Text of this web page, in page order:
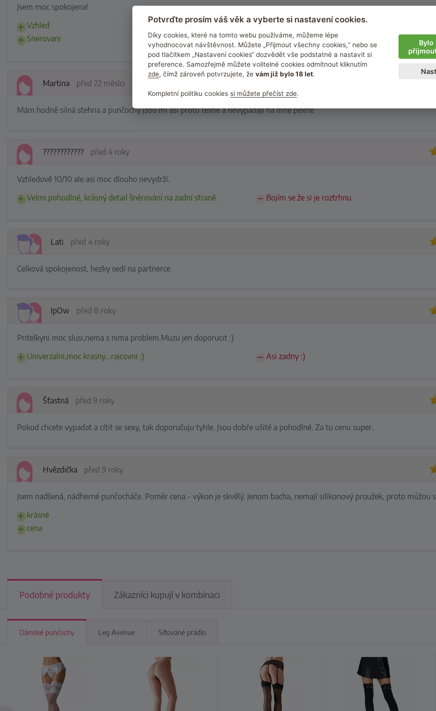
Jsem moc spokojena!
Vzhled
Snerovani
Nic
Martina před 22 měsíci
Mám hodně silná stehna a punčochy jsou mi asi proto těsné a nevypadají na mně pěkně
????????‍???? před 4 roky
Vzhledově 10/10 ale asi moc dlouho nevydrží.
Velmi pohodlné, krásný detail šněrování na zadní straně.
Bojím se že si je roztrhnu.
Lati před 4 roky
Celková spokojenost, hezky sedí na partnerce
IpOw před 8 roky
Pritelkyni moc slusi,nema s nima problem.Muzu jen doporucit :)
Univerzalni,moc krasny...rajcovni :)
Asi zadny :)
Šťastná před 9 roky
Pokud chcete vypadat a cítit se sexy, tak doporučuju tyhle. Jsou dobře ušité a pohodlné. Za tu cenu super.
Hvězdička před 9 roky
Jsem nadšená, nádherné punčocháče. Poměr cena - výkon je skvělý. Jenom bacha, nemají silikonový proužek, proto můžou
krásné
cena
Podobné produkty Zákazníci kupují v kombinaci
Dámské punčochy Leg Avenue Síťované prádlo
Potvrďte prosím váš věk a vyberte si nastavení cookies.
Díky cookies, které na tomto webu používáme, můžeme lépe
vyhodnocovat návštěvnost. Můžete „Přijmout všechny cookies,“ nebo se
pod tlačítkem „Nastavení cookies“ dozvědět vše podstatné a nastavit si
preference. Samozřejmě můžete volitelné cookies odmítnout kliknutím
zde, čímž zároveň potvrzujete, že vám již bylo 18 let.
Kompletní politiku cookies si můžete přečíst zde.
Bylo